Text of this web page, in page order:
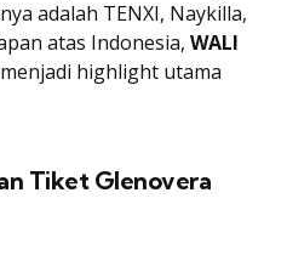
adalah TENXI, Naykilla,
atas Indonesia, WALI
highlight utama
Tiket Glenovera